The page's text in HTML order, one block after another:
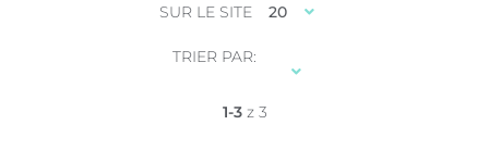
SUR LE SITE 20
TRIER PAR:
1-3z 3